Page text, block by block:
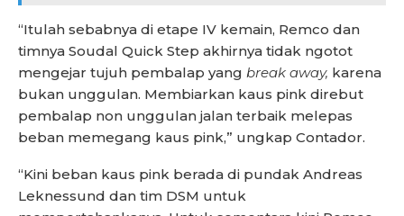
“Itulah sebabnya di etape IV kemain, Remco dan
timnya Soudal Quick Step akhirnya tidak ngotot
mengejar tujuh pembalap yang break away, karena
bukan unggulan. Membiarkan kaus pink direbut
pembalap non unggulan jalan terbaik melepas
beban memegang kaus pink,” ungkap Contador.
“Kini beban kaus pink berada di pundak Andreas
Leknessund dan tim DSM untuk